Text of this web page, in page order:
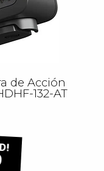
de Acción
132-AT